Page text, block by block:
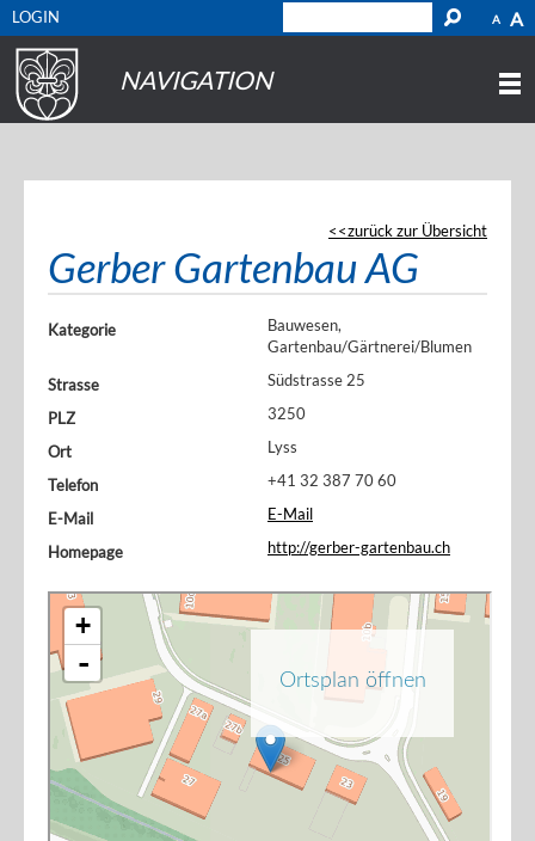
A A
LOGIN
NAVIGATION
zurück zur Übersicht
Gerber Gartenbau AG
Kategorie
Bauwesen,
Gartenbau/Gärtnerei/Blumen
Strasse
Südstrasse 25
PLZ
3250
Ort
Lyss
Telefon
+41 32 387 70 60
E-Mail
E-Mail
Homepage
http://gerber-gartenbau.ch